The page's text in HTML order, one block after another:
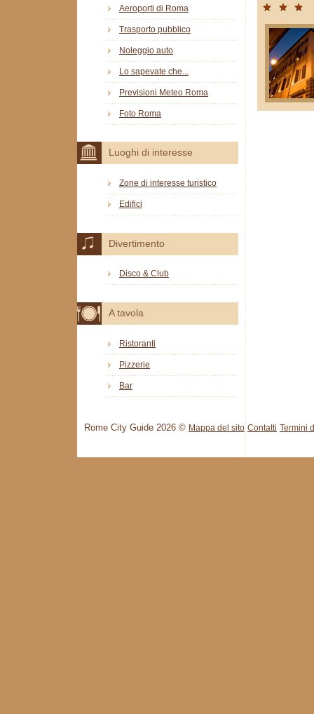
Aeroporti di Roma
Trasporto pubblico
Noleggio auto
Lo sapevate che...
Previsioni Meteo Roma
Foto Roma
Luoghi di interesse
Zone di interesse turistico
Edifici
Divertimento
Disco & Club
A tavola
Ristoranti
Pizzerie
Bar
Rome City Guide 2026 © Mappa del sito Contatti Termini